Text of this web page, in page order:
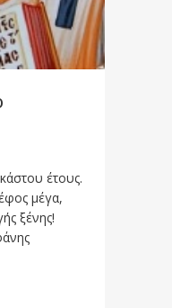
έτους.
μέγα,
ξένης!